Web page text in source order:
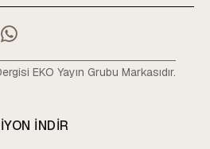
EKO Yayın Grubu Markasıdır.
INDIR